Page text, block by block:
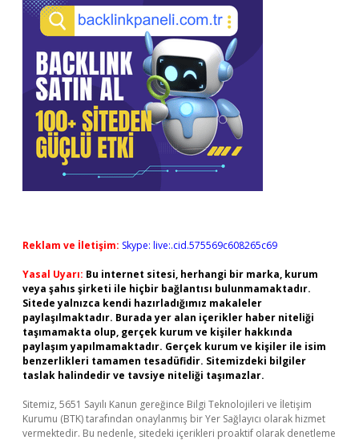
Reklam ve İletişim: Skype: live:.cid.575569c608265c69
Yasal Uyarı: Bu internet sitesi, herhangi bir marka, kurum
veya şahıs şirketi ile hiçbir bağlantısı bulunmamaktadır.
Sitede yalnızca kendi hazırladığımız makaleler
paylaşılmaktadır. Burada yer alan içerikler haber niteliği
taşımamakta olup, gerçek kurum ve kişiler hakkında
paylaşım yapılmamaktadır. Gerçek kurum ve kişiler ile isim
benzerlikleri tamamen tesadüfidir. Sitemizdeki bilgiler
taslak halindedir ve tavsiye niteliği taşımazlar.
Sitemiz, 5651 Sayılı Kanun gereğince Bilgi Teknolojileri ve İletişim
Kurumu (BTK) tarafından onaylanmış bir Yer Sağlayıcı olarak hizmet
vermektedir. Bu nedenle, sitedeki içerikleri proaktif olarak denetleme